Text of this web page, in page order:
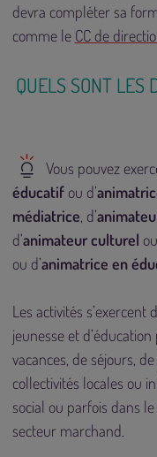
devra compléter sa
comme le CC de
QUELS SONT LES
Vous pouvez
éducatifou d’
médiatrice, d’
d’animateur culturel
ou d’animatrice en
Les activités s’exercent
jeunesse et
vacances, de séjours,
collectivités locales ou
social ou parfois dans
secteur marchand.